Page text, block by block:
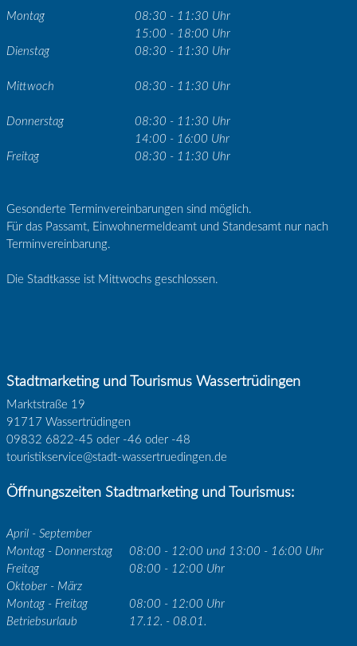
Montag
08:30 - 11:30 Uhr
15:00 - 18:00 Uhr
Dienstag
08:30 - 11:30 Uhr
Mittwoch 08:30 - 11:30 Uhr
Donnerstag
08:30 - 11:30 Uhr
14:00 - 16:00 Uhr
Freitag
08:30 - 11:30 Uhr
Gesonderte Terminvereinbarungen sind möglich.
Für das Passamt, Einwohnermeldeamt und Standesamt nur nach
Terminvereinbarung.
Die Stadtkasse ist Mittwochs geschlossen.
Stadtmarketing und Tourismus Wassertrüdingen
Marktstraße 19
91717 Wassertrüdingen
09832 6822-45 oder -46 oder -48
touristikservice@stadt-wassertruedingen.de
Öffnungszeiten Stadtmarketing und Tourismus:
April - September
Montag - Donnerstag
08:00 - 12:00 und 13:00 - 16:00 Uhr
Freitag
08:00 - 12:00 Uhr
Oktober - März
Montag - Freitag
08:00 - 12:00 Uhr
Betriebsurlaub
17.12. - 08.01.